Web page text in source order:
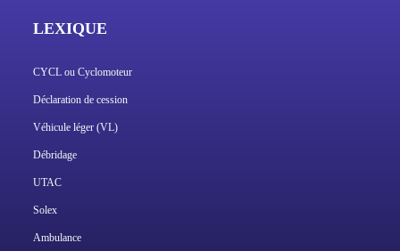
LEXIQUE
CYCL ou Cyclomoteur
Déclaration de cession
Véhicule léger (VL)
Débridage
UTAC
Solex
Ambulance